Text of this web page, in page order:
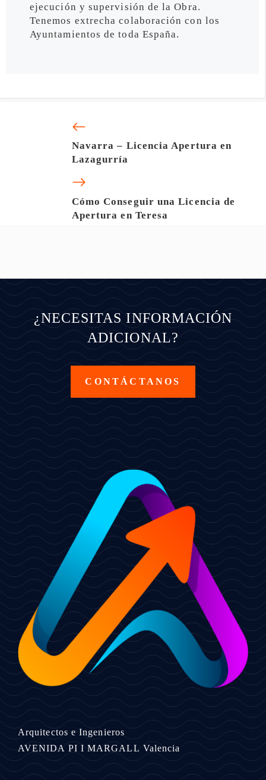
ejecución y supervisión de la Obra.
Tenemos extrecha colaboración con los
Ayuntamientos de toda España.
Navarra – Licencia Apertura en
Lazagurría
Cómo Conseguir una Licencia de
Apertura en Teresa
¿NECESITAS INFORMACIÓN
ADICIONAL?
CONTÁCTANOS
Arquitectos e Ingenieros
AVENIDA PI I MARGALL Valencia